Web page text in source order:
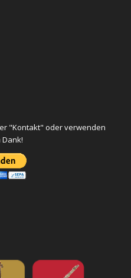
"Kontakt" oder verwenden